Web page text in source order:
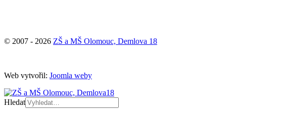
© 2007 - 2026 ZŠ a MŠ Olomouc, Demlova 18
Web vytvořil: Joomla weby
Hledat